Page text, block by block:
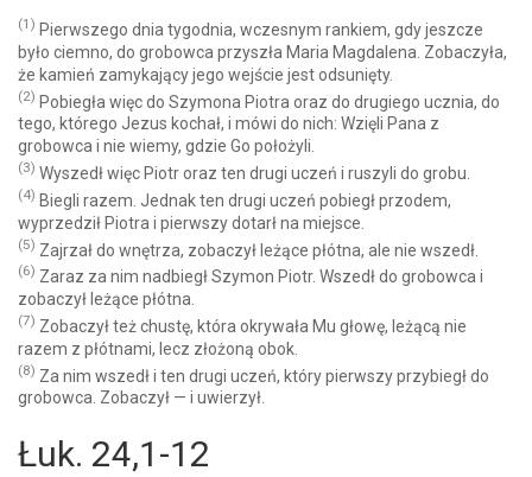
(1) Pierwszego dnia tygodnia, wczesnym rankiem, gdy jeszcze
było ciemno, do grobowca przyszła Maria Magdalena. Zobaczyła,
że kamień zamykający jego wejście jest odsunięty.
(2) Pobiegła więc do Szymona Piotra oraz do drugiego ucznia, do
tego, którego Jezus kochał, i mówi do nich: Wzięli Pana z
grobowca i nie wiemy, gdzie Go położyli.
(3) Wyszedł więc Piotr oraz ten drugi uczeń i ruszyli do grobu.
(4) Biegli razem. Jednak ten drugi uczeń pobiegł przodem,
wyprzedził Piotra i pierwszy dotarł na miejsce.
(5) Zajrzał do wnętrza, zobaczył leżące płótna, ale nie wszedł.
(6) Zaraz za nim nadbiegł Szymon Piotr. Wszedł do grobowca i
zobaczył leżące płótna.
(7) Zobaczył też chustę, która okrywała Mu głowę, leżącą nie
razem z płótnami, lecz złożoną obok.
(8) Za nim wszedł i ten drugi uczeń, który pierwszy przybiegł do
grobowca. Zobaczył — i uwierzył.
Łuk. 24,1-12